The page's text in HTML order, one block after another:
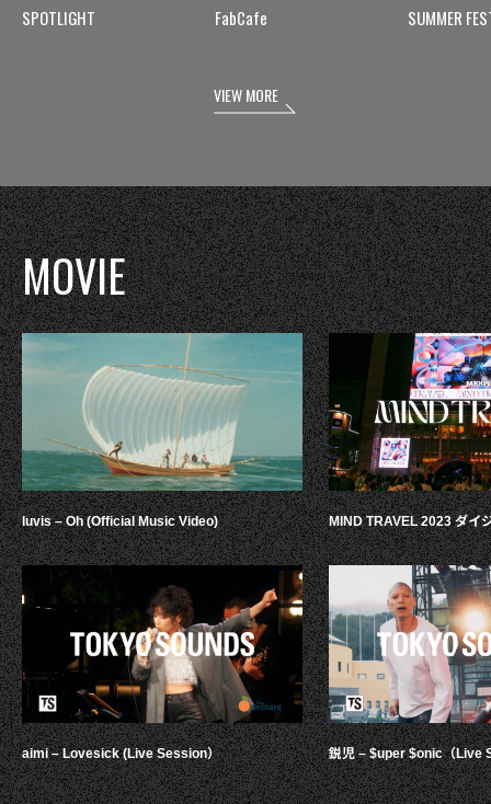
SPOTLIGHT FabCafe SUMMER
VIEW MORE
MOVIE
luvis – Oh (Official Music Video)
aimi – Lovesick (Live Session）
MIND TRAVEL 2023 ダイ
鋭児 – $uper $onic（Live